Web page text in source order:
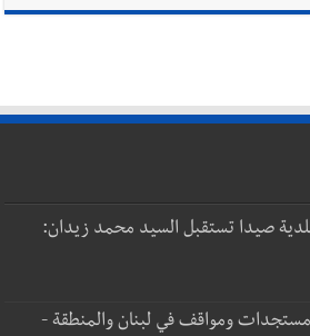
صيدا تستقبل السيد محمد زيدان:
ومواقف في لبنان والمنطقة -